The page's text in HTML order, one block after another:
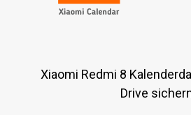
Xiaomi Redmi 8
Drive